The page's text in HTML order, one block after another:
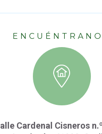
Cardenal Cisneros